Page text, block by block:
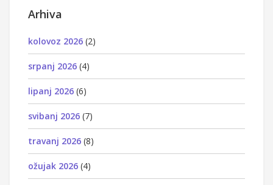
Arhiva
kolovoz 2026 (2)
srpanj 2026 (4)
lipanj 2026 (6)
svibanj 2026 (7)
travanj 2026 (8)
ožujak 2026 (4)